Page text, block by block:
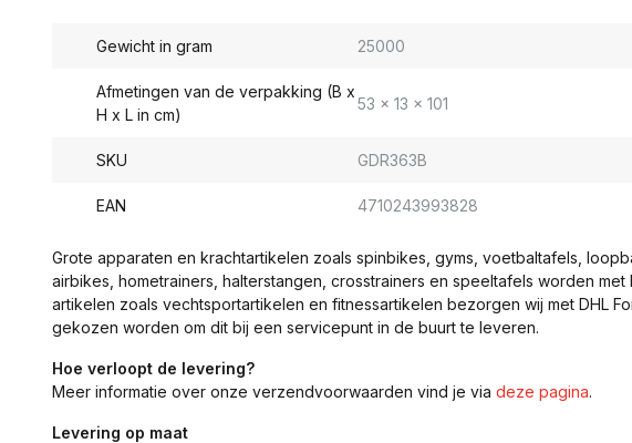
Gewicht in gram 25000
Afmetingen van de verpakking (B x
H x L in cm)
53 x 13 x 101
SKU GDR363B
EAN 4710243993828
Grote apparaten en krachtartikelen zoals spinbikes, gyms, voetbaltafels,
airbikes, hometrainers, halterstangen, crosstrainers en speeltafels worden met
artikelen zoals vechtsportartikelen en fitnessartikelen bezorgen wij met DHL
gekozen worden om dit bij een servicepunt in de buurt te leveren.
Hoe verloopt de levering?
Meer informatie over onze verzendvoorwaarden vind je via deze pagina.
Levering op maat